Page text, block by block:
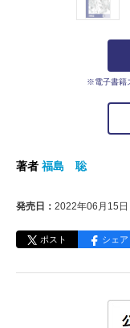
※電子書籍
著者 福島 聡
発売日： 2022年06月15日
ポスト シェア